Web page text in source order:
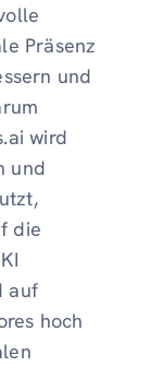
Präsenz
und
wird
und
die
auf
hoch